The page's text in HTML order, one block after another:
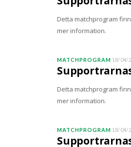
Detta matchprogram
mer information.
MATCHPROGRAM 18/04/
Detta matchprogram
mer information.
MATCHPROGRAM 18/04/